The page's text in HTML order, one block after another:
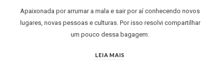
Apaixonada por arrumar a mala e sair por aí conhecendo novos
lugares, novas pessoas e culturas. Por isso resolvi compartilhar
um pouco dessa bagagem.
LEIA MAIS